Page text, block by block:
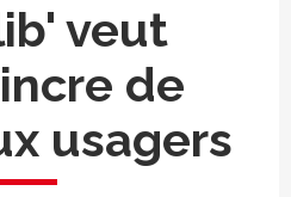
veut
de
usagers